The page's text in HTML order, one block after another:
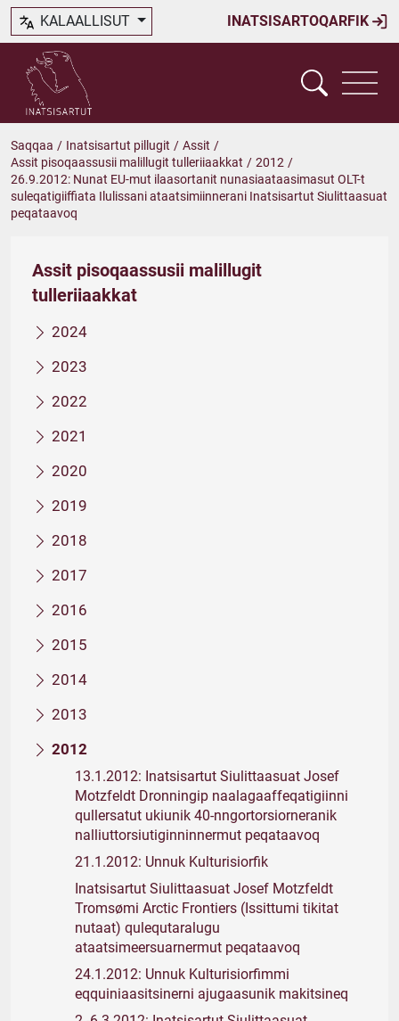
INATSISARTOQARFIK
KALAALLISUT
Saqqaa / Inatsisartut pillugit / Assit /
Assit pisoqaassusii malillugit tulleriiaakkat / 2012 /
26.9.2012: Nunat EU-mut ilaasortanit nunasiaataasimasut OLT-t
suleqatigiiffiata Ilulissani ataatsimiinnerani Inatsisartut Siulittaasuat
peqataavoq
Assit pisoqaassusii malillugit
tulleriiaakkat
2024
2023
2022
2021
2020
2019
2018
2017
2016
2015
2014
2013
2012
13.1.2012: Inatsisartut Siulittaasuat Josef
Motzfeldt Dronningip naalagaaffeqatigiinni
qullersatut ukiunik 40-nngortorsiorneranik
nalliuttorsiutiginninnermut peqataavoq
21.1.2012: Unnuk Kulturisiorfik
Inatsisartut Siulittaasuat Josef Motzfeldt
Tromsømi Arctic Frontiers (Issittumi tikitat
nutaat) qulequtaralugu
ataatsimeersuarnermut peqataavoq
24.1.2012: Unnuk Kulturisiorfimmi
eqquiniaasitsinerni ajugaasunik makitsineq